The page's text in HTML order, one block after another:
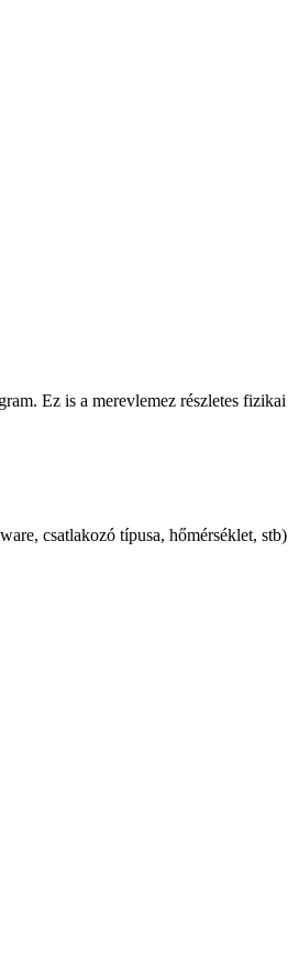
Ez is a merevlemez részletes fizikai
csatlakozó típusa, hőmérséklet, stb)